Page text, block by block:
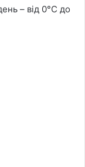
– від 0°C до